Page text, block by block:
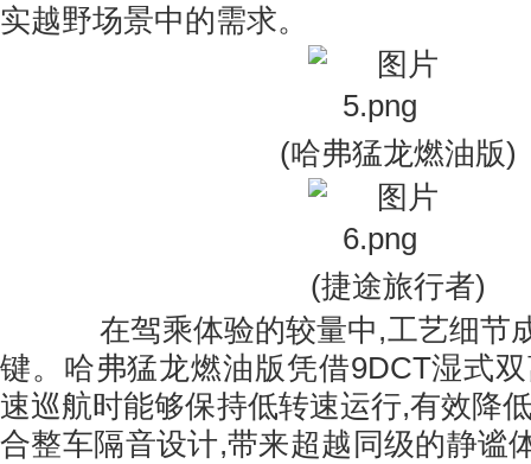
实越野场景中的需求。
(哈弗猛龙燃油版)
(捷途旅行者)
在驾乘体验的较量中,工艺细节
键。哈弗猛龙燃油版凭借9DCT湿式
速巡航时能够保持低转速运行,有效降
合整车隔音设计,带来超越同级的静谧